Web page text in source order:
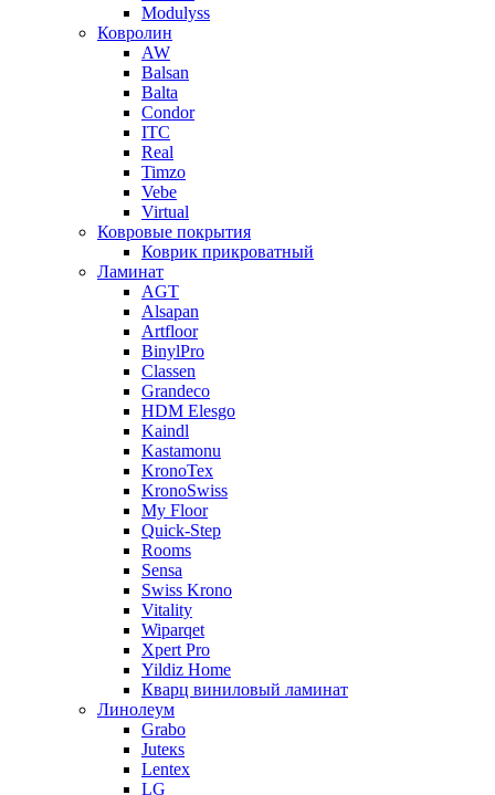
Modulyss
Ковролин
AW
Balsan
Balta
Condor
ITC
Real
Timzo
Vebe
Virtual
Ковровые покрытия
Коврик прикроватный
Ламинат
AGT
Alsapan
Artfloor
BinylPro
Classen
Grandeco
HDM Elesgo
Kaindl
Kastamonu
KronoTex
KronoSwiss
My Floor
Quick-Step
Rooms
Sensa
Swiss Krono
Vitality
Wiparqet
Xpert Pro
Yildiz Home
Кварц виниловый ламинат
Линолеум
Grabo
Juteкs
Lentex
LG